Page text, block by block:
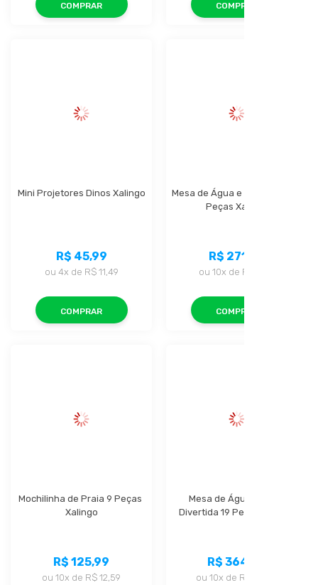
COMPRAR COMPRAR
Mini Projetores Dinos Xalingo
R$ 45,99
ou 4x de R$ 11,49
COMPRAR
Mesa de Água e Areia Play 21
Peças Xalingo
R$ 271,99
ou 10x de R$ 27,19
COMPRAR
Mochilinha de Praia 9 Peças
Xalingo
R$ 125,99
ou 10x de R$ 12,59
Mesa de Água Árvore
Divertida 19 Peças Xalingo
R$ 364,99
ou 10x de R$ 36,49